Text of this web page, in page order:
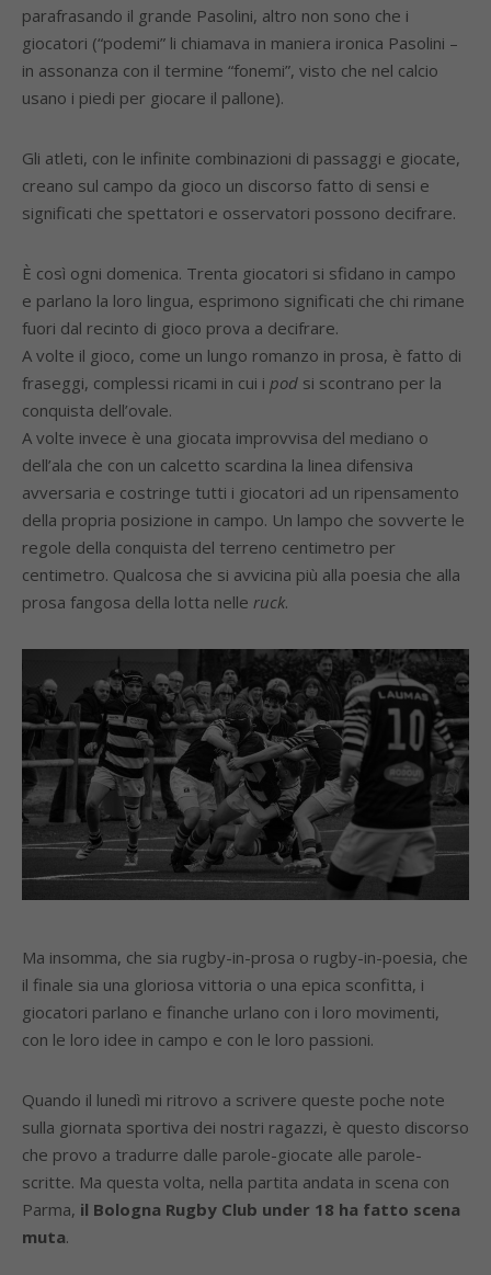
parafrasando il grande Pasolini, altro non sono che i
giocatori (“podemi” li chiamava in maniera ironica Pasolini –
in assonanza con il termine “fonemi”, visto che nel calcio
usano i piedi per giocare il pallone).
Gli atleti, con le infinite combinazioni di passaggi e giocate,
creano sul campo da gioco un discorso fatto di sensi e
significati che spettatori e osservatori possono decifrare.
È così ogni domenica. Trenta giocatori si sfidano in campo
e parlano la loro lingua, esprimono significati che chi rimane
fuori dal recinto di gioco prova a decifrare.
A volte il gioco, come un lungo romanzo in prosa, è fatto di
fraseggi, complessi ricami in cui i pod si scontrano per la
conquista dell’ovale.
A volte invece è una giocata improvvisa del mediano o
dell’ala che con un calcetto scardina la linea difensiva
avversaria e costringe tutti i giocatori ad un ripensamento
della propria posizione in campo. Un lampo che sovverte le
regole della conquista del terreno centimetro per
centimetro. Qualcosa che si avvicina più alla poesia che alla
prosa fangosa della lotta nelle ruck.
Ma insomma, che sia rugby-in-prosa o rugby-in-poesia, che
il finale sia una gloriosa vittoria o una epica sconfitta, i
giocatori parlano e finanche urlano con i loro movimenti,
con le loro idee in campo e con le loro passioni.
Quando il lunedì mi ritrovo a scrivere queste poche note
sulla giornata sportiva dei nostri ragazzi, è questo discorso
che provo a tradurre dalle parole-giocate alle parole-
scritte. Ma questa volta, nella partita andata in scena con
Parma, il Bologna Rugby Club under 18 ha fatto scena
muta.